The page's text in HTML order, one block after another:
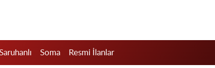
Soma Resmi İlanlar